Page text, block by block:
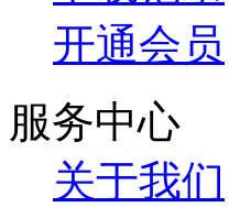
开通会员
服务中心
关于我们